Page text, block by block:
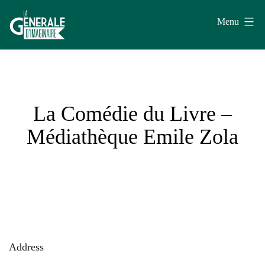
au
contenu
Menu
La Comédie du Livre –
Médiathèque Emile Zola
Address